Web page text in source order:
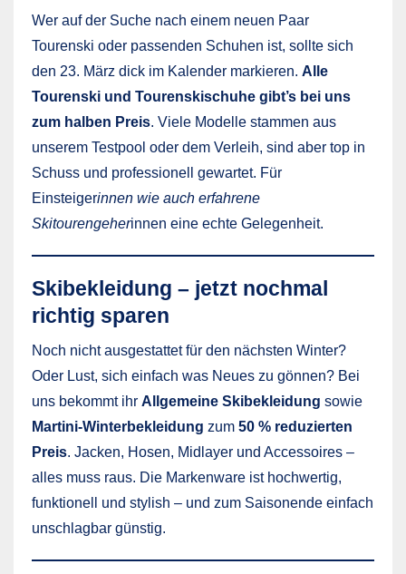
Wer auf der Suche nach einem neuen Paar
Tourenski oder passenden Schuhen ist, sollte sich
den 23. März dick im Kalender markieren. Alle
Tourenski und Tourenskischuhe gibt’s bei uns
zum halben Preis. Viele Modelle stammen aus
unserem Testpool oder dem Verleih, sind aber top in
Schuss und professionell gewartet. Für
Einsteigerinnen wie auch erfahrene
Skitourengeherinnen eine echte Gelegenheit.
Skibekleidung – jetzt nochmal
richtig sparen
Noch nicht ausgestattet für den nächsten Winter?
Oder Lust, sich einfach was Neues zu gönnen? Bei
uns bekommt ihr Allgemeine Skibekleidung sowie
Martini-Winterbekleidung zum 50 % reduzierten
Preis. Jacken, Hosen, Midlayer und Accessoires –
alles muss raus. Die Markenware ist hochwertig,
funktionell und stylish – und zum Saisonende einfach
unschlagbar günstig.